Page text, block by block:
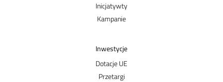
Inicjatywty
Kampanie
Inwestycje
Dotacje UE
Przetargi